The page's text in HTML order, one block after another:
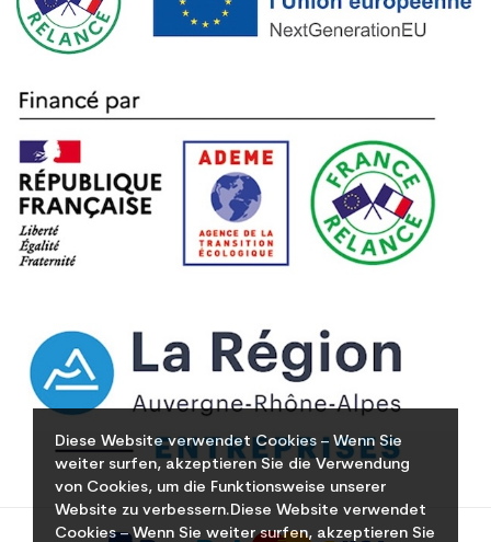
Diese Website verwendet Cookies – Wenn Sie
weiter surfen, akzeptieren Sie die Verwendung
von Cookies, um die Funktionsweise unserer
Website zu verbessern.Diese Website verwendet
Cookies – Wenn Sie weiter surfen, akzeptieren Sie